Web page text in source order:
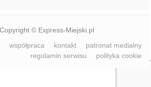
Copyright © Express-Miejski.pl
współpraca kontakt
patronat medialny
regulamin serwisu
polityka cookie